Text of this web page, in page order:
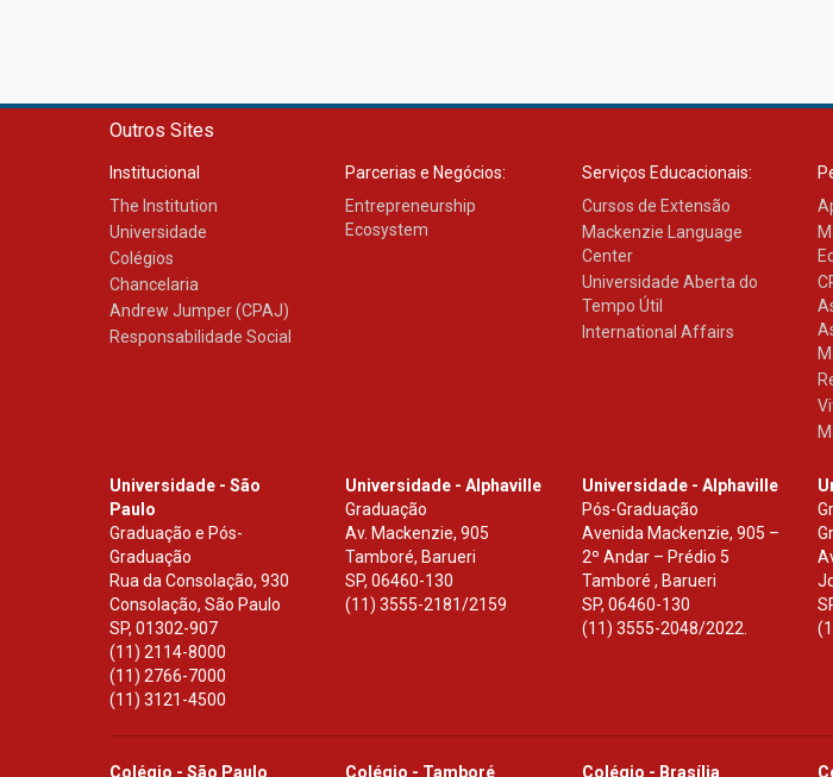
Outros Sites
Institucional
The Institution
Universidade
Colégios
Chancelaria
Andrew Jumper (CPAJ)
Responsabilidade Social
Parcerias e Negócios:
Entrepreneurship
Ecosystem
Serviços Educacionais:
Cursos de Extensão
Mackenzie Language
Center
Universidade Aberta do
Tempo Útil
International Affairs
Universidade - São
Paulo
Graduação e Pós-
Graduação
Rua da Consolação, 930
Consolação, São Paulo
SP, 01302-907
(11) 2114-8000
(11) 2766-7000
(11) 3121-4500
Universidade - Alphaville
Graduação
Av. Mackenzie, 905
Tamboré, Barueri
SP,06460-130
(11) 3555-2181/2159
Universidade - Alphaville
Pós-Graduação
Avenida Mackenzie, 905 –
2º Andar – Prédio 5
Tamboré , Barueri
SP, 06460-130
(11) 3555-2048/2022.
Colégio - São Paulo
Colégio - Tamboré
Colégio - Brasília